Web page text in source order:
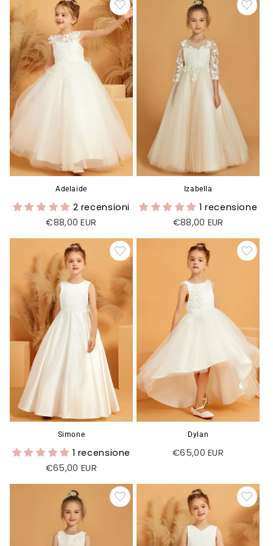
Adelaide
2 recensioni
Prezzo
listino
€88,00 EUR
Izabella
1 recensione
Prezzo
listino
€88,00 EUR
Simone
1 recensione
Prezzo
listino
€65,00 EUR
Dylan
Prezzo
€65,00 EUR